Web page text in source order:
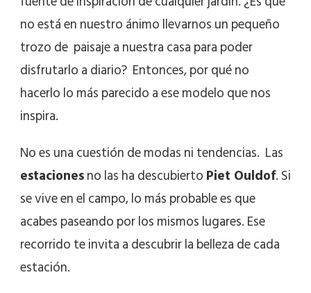
no está en nuestro ánimo llevarnos un pequeño
trozo de paisaje a nuestra casa para poder
disfrutarlo a diario? Entonces, por qué no
hacerlo lo más parecido a ese modelo que nos
inspira.
No es una cuestión de modas ni tendencias. Las
estacionesno las ha descubiertoPiet Ouldof. Si
se vive en el campo, lo más probable es que
acabes paseando por los mismos lugares. Ese
recorrido te invita a descubrir la belleza de cada
estación.